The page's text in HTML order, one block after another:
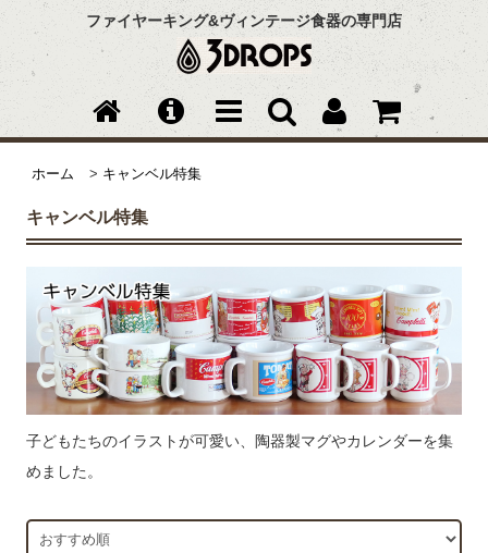
ファイヤーキング&ヴィンテージ食器の専門店
ホーム > キャンベル特集
キャンベル特集
子どもたちのイラストが可愛い、陶器製マグやカレンダーを集
めました。